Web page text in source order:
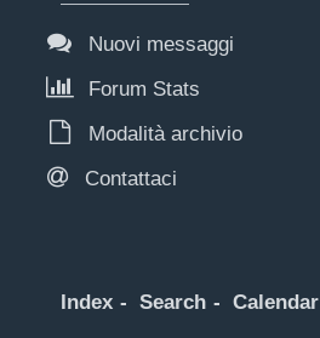
Nuovi messaggi
Forum Stats
Modalità archivio
Contattaci
Index Search Calendar